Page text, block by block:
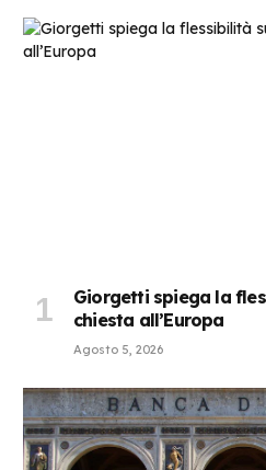
Giorgetti spiega la
chiesta all’Europa
Agosto 5, 2026